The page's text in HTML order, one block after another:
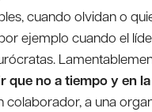
cuando olvidan o
ejemplo cuando el
que no a tiempo y en
colaborador, a una